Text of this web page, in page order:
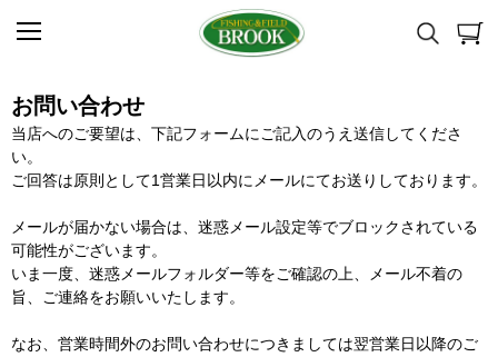
お問い合わせ
当店へのご要望は、下記フォームにご記入のうえ送信してくださ
い。
ご回答は原則として1営業日以内にメールにてお送りしております。
メールが届かない場合は、迷惑メール設定等でブロックされている
可能性がございます。
いま一度、迷惑メールフォルダー等をご確認の上、メール不着の
旨、ご連絡をお願いいたします。
なお、営業時間外のお問い合わせにつきましては翌営業日以降のご